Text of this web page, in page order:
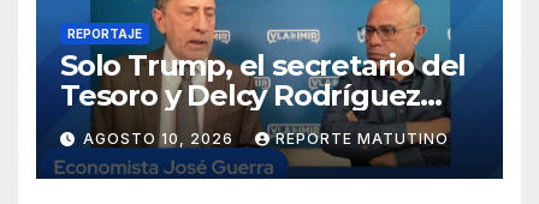
REPORTAJE
Solo Trump, el secretario del
Tesoro y Delcy Rodríguez
saben dónde están los reales
del petróleo
AGOSTO 10, 2026 REPORTE MATUTINO